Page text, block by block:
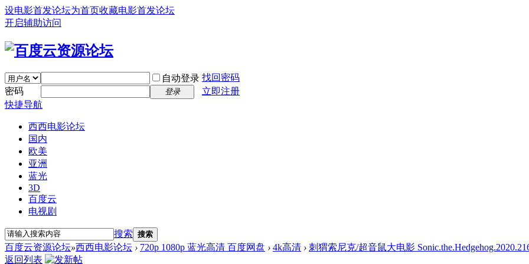
设电影首发论坛为首页收藏电影首发论坛
开启辅助访问
自动登录 找回密码
密码
登录
立即注册
快捷导航
西西电影论坛
国内
欧美
亚洲
蓝光
3D
百度云
电视剧
搜索 搜索
百度云资源论坛»西西电影论坛 › 720p 1080p 蓝光高清 百度网盘 › 4k高清 › 刺猬索尼克/超音鼠大电影
返回列表